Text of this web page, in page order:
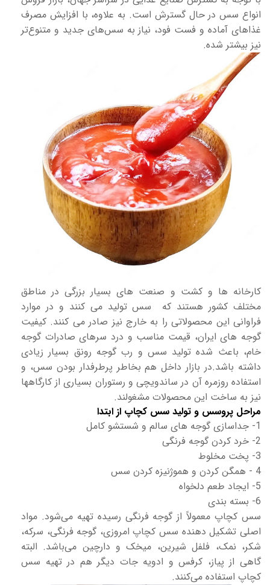
انواع سس‌ در حال گسترش است. به علاوه، با افزایش مصرف
غذاهای آماده و فست فود، نیاز به سس‌های جدید و متنوع‌تر
نیز بیشتر شده.
کارخانه ها و کشت و صنعت های بسیار بزرگی در مناطق
مختلف کشور هستند که سس تولید می کنند و در موارد
فراوانی این محصولاتی را به خارج نیز صادر می کنند. کیفیت
گوجه های ایران، قیمت مناسب و درد سرهای صادرات گوجه
خام، باعث شده تولید سس و رب گوجه رونق بسیار زیادی
داشته باشد.در بازار داخل هم بخاطر پرطرفدار بودن سس، و
استفاده روزمره آن در ساندویچی و رستوران بسیاری از کارگاهها
نیز به ساخت این محصولات مشغولند.
مراحل پروسس و تولید سس کچاپ از ابتدا
1- جداسازی گوجه های سالم و شستشو کامل
2- خرد کردن گوجه فرنگی
3- پخت مخلوط
4 - همگن کردن و هموژنیزه کردن سس
5- ایجاد طعم دلخواه
6- بسته بندی
سس کچاپ معمولاً از گوجه فرنگی رسیده تهیه می‌شود. مواد
اصلی تشکیل دهنده سس کچاپ امروزی، گوجه فرنگی، سرکه،
شکر، نمک، فلفل شیرین، میخک و دارچین می‌‌باشد. البته
گاهی از پیاز، کرفس و ادویه جات دیگر هم در تهیه سس
کچاپ استفاده می‌کنند.